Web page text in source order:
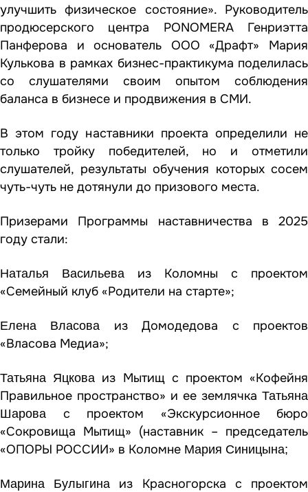
улучшить физическое состояние». Руководитель
продюсерского центра PONOMERA Генриэтта
Панферова и основатель ООО «Драфт» Мария
Кулькова в рамках бизнес-практикума поделилась
со слушателями своим опытом соблюдения
баланса в бизнесе и продвижения в СМИ.
В этом году наставники проекта определили не
только тройку победителей, но и отметили
слушателей, результаты обучения которых сосем
чуть-чуть не дотянули до призового места.
Призерами Программы наставничества в 2025
году стали:
Наталья Васильева из Коломны с проектом
«Семейный клуб «Родители на старте»;
Елена Власова из Домодедова с проектов
«Власова Медиа»;
Татьяна Яцкова из Мытищ с проектом «Кофейня
Правильное пространство» и ее землячка Татьяна
Шарова с проектом «Экскурсионное бюро
«Сокровища Мытищ» (наставник – председатель
«ОПОРЫ РОССИИ» в Коломне Мария Синицына;
Марина Булыгина из Красногорска с проектом